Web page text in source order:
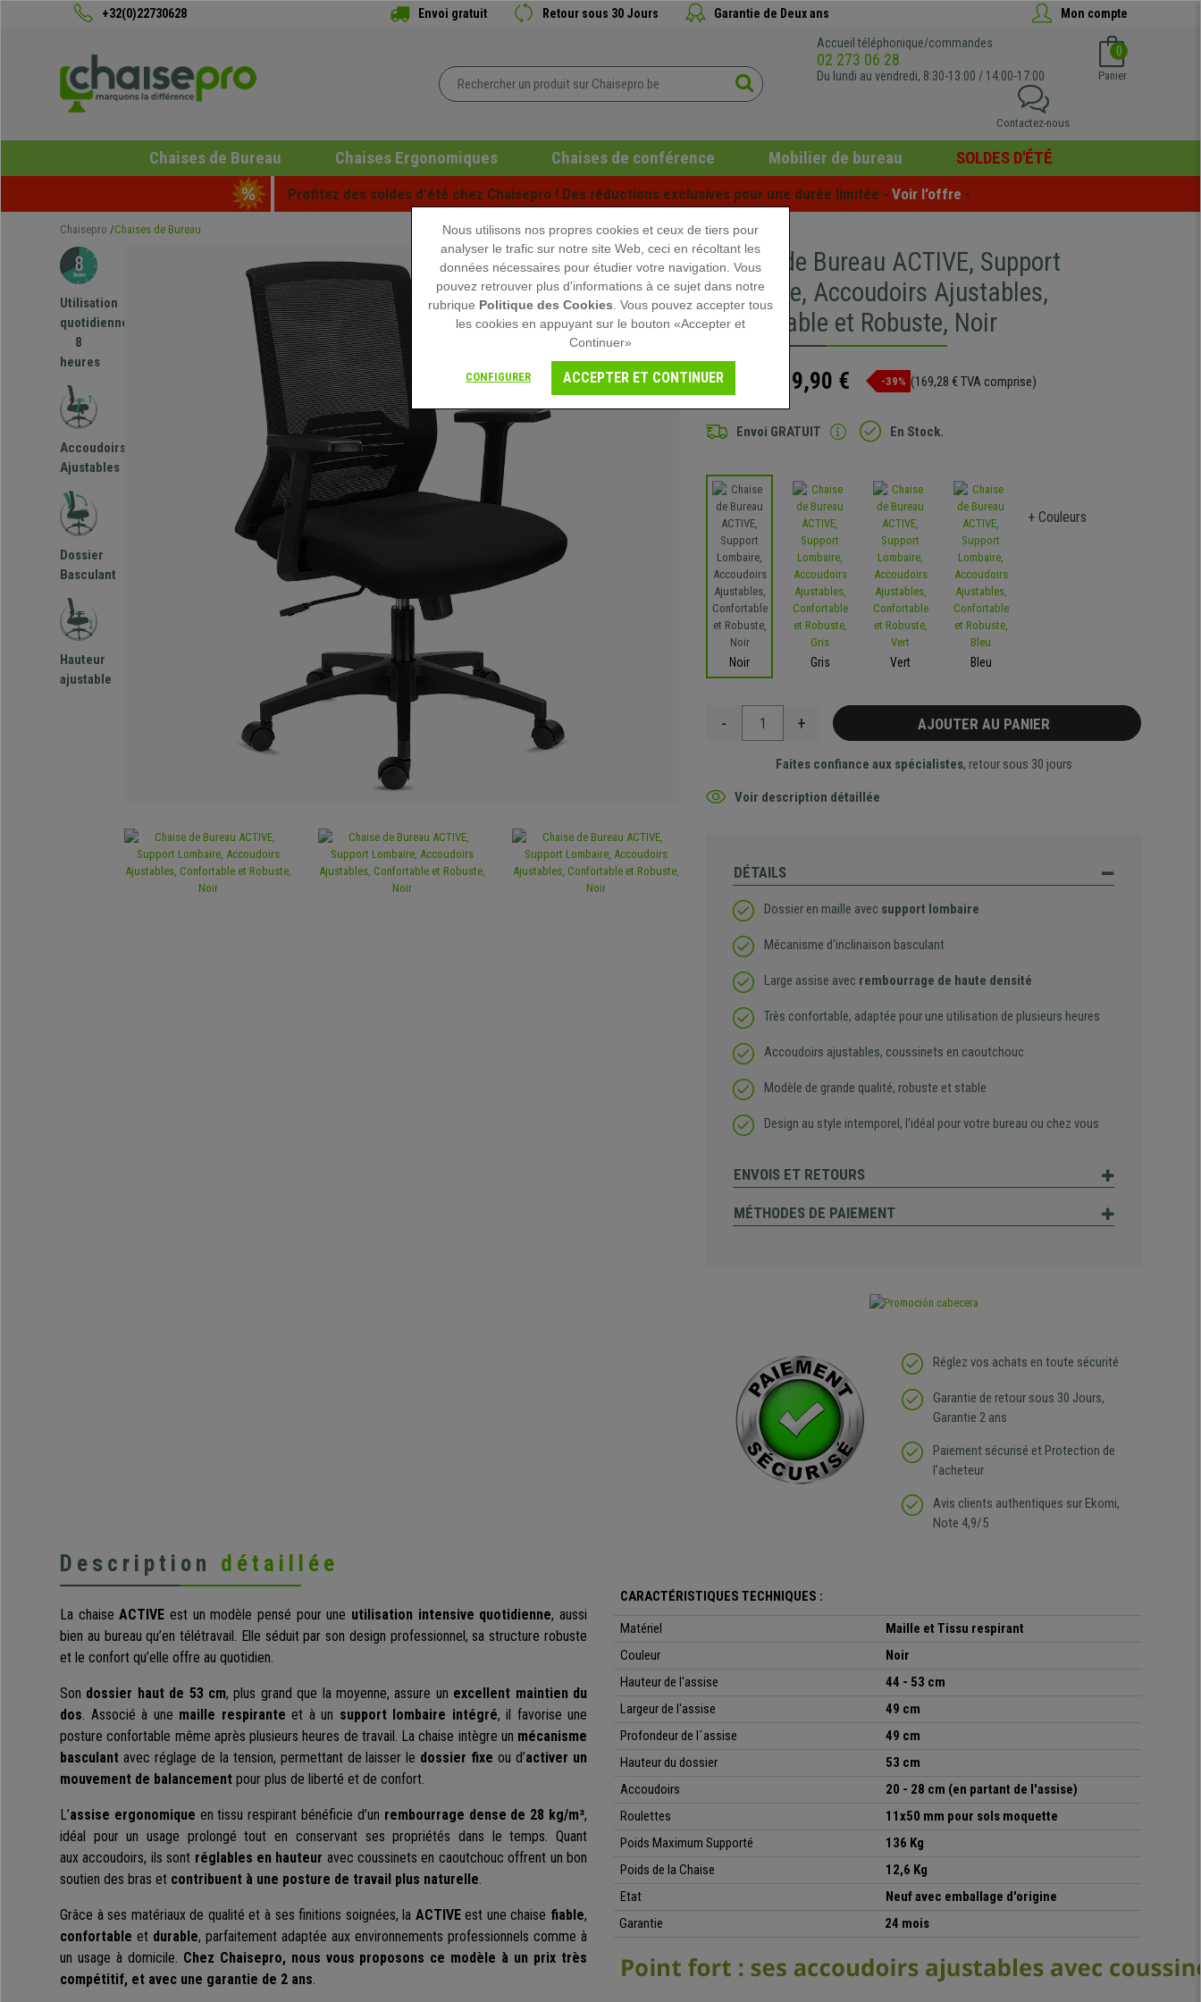
+32(0)22730628 Envoi gratuit Retour sous 30 Jours Garantie de Deux ans Mon compte
Accueil téléphonique/commandes
02 273 06 28
Du lundi au vendredi, 8:30-13:00 / 14:00-17:00
0
Panier
Contactez-nous
Chaises de Bureau Chaises Ergonomiques Chaises de conférence Mobilier de bureau SOLDES D'ÉTÉ
Profitez des soldes d'été chez Chaisepro ! Des réductions exclusives pour une durée limitée - Voir l'offre -
Chaisepro Chaises de Bureau
Utilisation
quotidienne
8
heures
Accoudoirs
Ajustables
Dossier
Basculant
Hauteur
ajustable
Chaise de Bureau ACTIVE, Support
Lombaire, Accoudoirs Ajustables,
Confortable et Robuste, Noir
229,90 € 139,90 € -39% (169,28 € TVA comprise)
Envoi GRATUIT En Stock.
Noir Gris Vert Bleu
+ Couleurs
- + AJOUTER AU PANIER
Faites confiance aux spécialistes, retour sous 30 jours
Voir description détaillée
DÉTAILS
Dossier en maille avec support lombaire
Mécanisme d'inclinaison basculant
Large assise avec rembourrage de haute densité
Très confortable, adaptée pour une utilisation de plusieurs heures
Accoudoirs ajustables, coussinets en caoutchouc
Modèle de grande qualité, robuste et stable
Design au style intemporel, l'idéal pour votre bureau ou chez vous
ENVOIS ET RETOURS
MÉTHODES DE PAIEMENT
Réglez vos achats en toute sécurité
Garantie de retour sous 30 Jours,
Garantie 2 ans
Paiement sécurisé et Protection de
l'acheteur
Avis clients authentiques sur Ekomi,
Note 4,9/5
Description détaillée
La chaiseACTIVE est un modèle pensé pour une utilisation intensive quotidienne, aussi
bien au bureau qu’en télétravail. Elle séduit par son design professionnel, sa structure robuste
et le confort qu’elle offre au quotidien.
Son dossier haut de 53 cm, plus grand que la moyenne, assure un excellent maintien du
dos. Associé à une maille respirante et à un support lombaire intégré, il favorise une
posture confortable même après plusieurs heures de travail. La chaise intègre un mécanisme
basculant avec réglage de la tension, permettant de laisser le dossier fixe ou d’activer un
mouvement de balancement pour plus de liberté et de confort.
L’assise ergonomique en tissu respirant bénéficie d’un rembourrage dense de 28 kg/m³,
idéal pour un usage prolongé tout en conservant ses propriétés dans le temps. Quant
aux accoudoirs, ils sont réglables en hauteur avec coussinets en caoutchouc offrent un bon
soutien des bras et contribuent à une posture de travail plus naturelle.
Grâce à ses matériaux de qualité et à ses finitions soignées, la ACTIVEest une chaise fiable,
confortable et durable, parfaitement adaptée aux environnements professionnels comme à
un usage à domicile. Chez Chaisepro, nous vous proposons ce modèle à un prix très
compétitif, et avec une garantie de 2 ans.
CARACTÉRISTIQUES TECHNIQUES :
Matériel
Maille et Tissu respirant
Couleur
Noir
Hauteur de l'assise
44 - 53 cm
Largeur de l'assise
49 cm
Profondeur de l´assise
49 cm
Hauteur du dossier
53 cm
Accoudoirs
20 - 28 cm (en partant de l'assise)
Roulettes
11x50 mm pour sols moquette
Poids Maximum Supporté
136 Kg
Poids de la Chaise
12,6 Kg
Etat
Neuf avec emballage d'origine
Garantie
24 mois
Nous utilisons nos propres cookies et ceux de tiers pour
analyser le trafic sur notre site Web, ceci en récoltant les
données nécessaires pour étudier votre navigation. Vous
pouvez retrouver plus d'informations à ce sujet dans notre
rubrique Politique des Cookies . Vous pouvez accepter tous
les cookies en appuyant sur le bouton «Accepter et
Continuer»
CONFIGURER ACCEPTER ET CONTINUER